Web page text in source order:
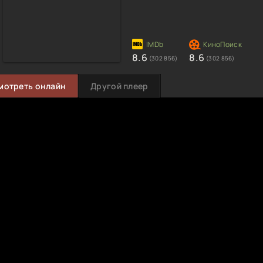
8.6 (302 856) 8.6 (302 856)
онлайн Другой плеер